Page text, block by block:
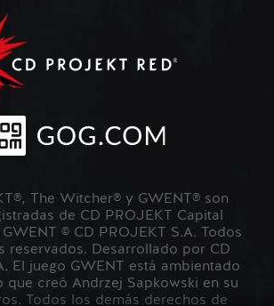
The Witcher® y GWENT® son
de CD PROJEKT Capital
© CD PROJEKT S.A. Todos
reservados. Desarrollado por CD
El juego GWENT está ambientado
que creó Andrzej Sapkowski en su
Todos los demás derechos de